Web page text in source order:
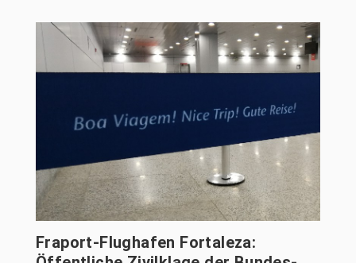
Fraport-Flughafen Fortaleza: